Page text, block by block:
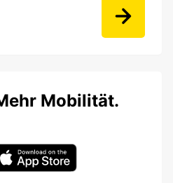
Mobilität.